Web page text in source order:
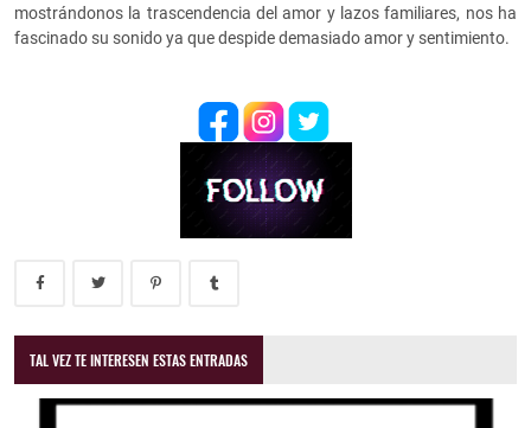
mostrándonos la trascendencia del amor y lazos familiares, nos ha
fascinado su sonido ya que despide demasiado amor y sentimiento.
TAL VEZ TE INTERESEN ESTAS ENTRADAS